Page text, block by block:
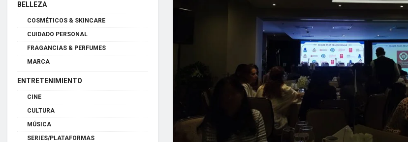
BELLEZA
COSMÉTICOS & SKINCARE
CUIDADO PERSONAL
FRAGANCIAS & PERFUMES
MARCA
ENTRETENIMIENTO
CINE
CULTURA
MÚSICA
SERIES/PLATAFORMAS